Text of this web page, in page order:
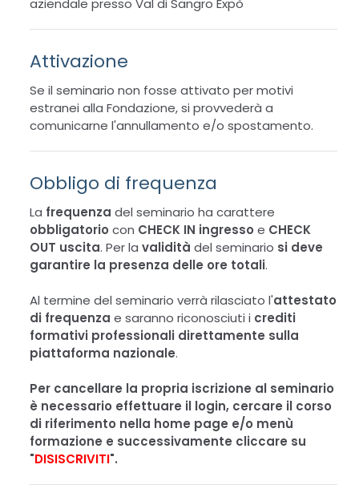
aziendale presso Val di Sangro Expò
Attivazione
Se il seminario non fosse attivato per motivi
estranei alla Fondazione, si provvederà a
comunicarne l'annullamento e/o spostamento.
Obbligo di frequenza
La frequenza del seminario ha carattere
obbligatorio con CHECK IN ingresso e CHECK
OUT uscita. Per lavalidità del seminario si deve
garantire la presenza delle ore totali.
Al termine del seminario verrà rilasciato l'attestato
di frequenza e saranno riconosciuti i crediti
formativi professionali direttamente sulla
piattaforma nazionale.
Per cancellare la propria iscrizione al seminario
è necessario effettuare il login, cercare il corso
di riferimento nella home page e/o menù
formazione e successivamente cliccare su
"DISISCRIVITI".